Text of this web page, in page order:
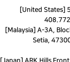
[United States]
[Malaysia] A-3A,
Setia,
[Japan] ARK Hills